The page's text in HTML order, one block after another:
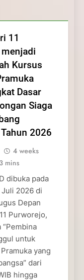
11
Kursus
Dasar
Siaga
2026
4 weeks
3 mins
dibuka pada
2026 di
Depan
Purworejo,
untuk
yang
dari
hingga